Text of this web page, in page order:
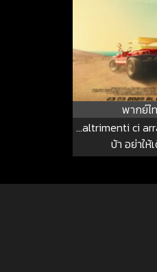
พากย์ไ
…altrimenti ci
บ้า อย่าให้